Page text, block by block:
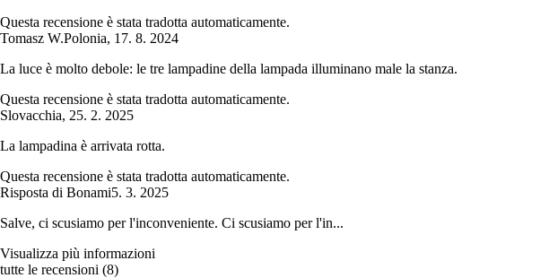
Questa recensione è stata tradotta automaticamente.
Tomasz W.Polonia, 17. 8. 2024
La luce è molto debole: le tre lampadine della lampada illuminano male la stanza.
Questa recensione è stata tradotta automaticamente.
Slovacchia, 25. 2. 2025
La lampadina è arrivata rotta.
Questa recensione è stata tradotta automaticamente.
Risposta di Bonami5. 3. 2025
Salve, ci scusiamo per l'inconveniente. Ci scusiamo per l'in...
Visualizza più informazioni
tutte le recensioni (8)